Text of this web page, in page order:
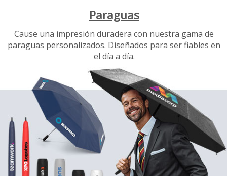
Paraguas
Cause una impresión duradera con nuestra gama de
paraguas personalizados. Diseñados para ser fiables en
el día a día.